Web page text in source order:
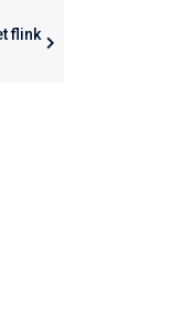
flink